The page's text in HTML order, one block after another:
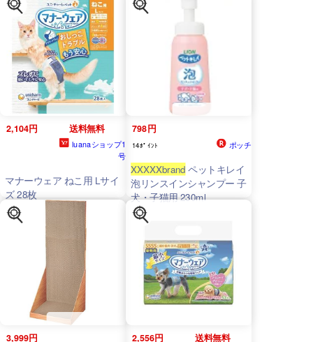
2,104円 送料無料
luanaショップ1
号
マナーウェア ねこ用 Lサイ
ズ 28枚
798円
14ﾎﾟｲﾝﾄ ポッチ
XXXXXbrand ペットキレイ
泡リンスインシャンプー 子
犬・子猫用 230ml
3,999円 2,556円 送料無料